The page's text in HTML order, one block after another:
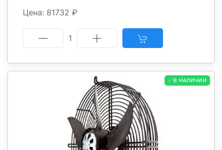
Цена: 81732 ₽
1
✅ В НАЛИЧИИ